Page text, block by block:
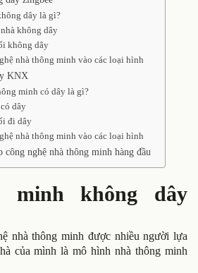
dây là gì?
không dây
không dây
nhà thông minh vào các loại hình
KNX
minh có dây là gì?
dây
đi dây
nhà thông minh vào các loại hình
nghệ nhà thông minh hàng đầu
minh không dây
nhà thông minh được nhiều người lựa
của mình là mô hình nhà thông minh